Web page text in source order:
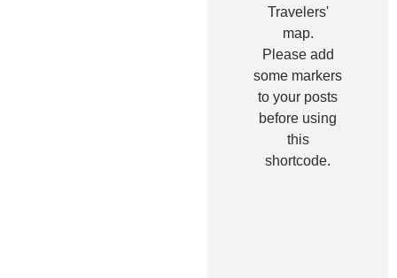
Travelers'
map.
Please add
some markers
to your posts
before using
this
shortcode.